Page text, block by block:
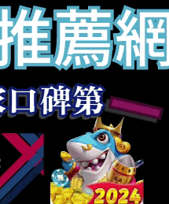
用美白抗老的護膚品反而可
性皮膚診治專家共鳴》之中
俗包含：盡量倖免種種引起
透氣的情況、闊別可疑的過
醫治，包含外用藥物醫治、
屏蔽的藥物或者者敷料等內